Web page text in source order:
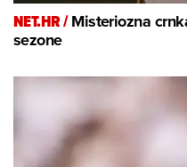
NET.HR /Misteriozna
sezone